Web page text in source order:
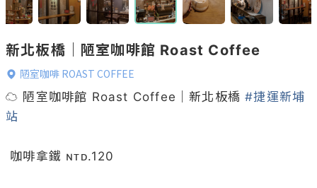
新北板橋｜陋室咖啡館 Roast Coffee
陋室咖啡 ROAST COFFEE
☁️ 陋室咖啡館 Roast Coffee｜新北板橋 #捷運新埔
站